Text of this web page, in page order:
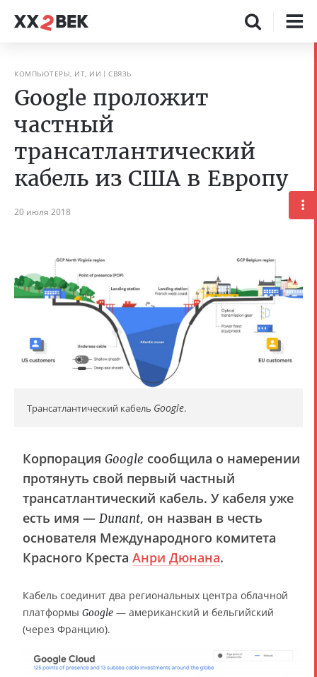
КОМПЬЮТЕРЫ, ИТ, ИИ СВЯЗЬ
Google проложит
частный
трансатлантический
кабель из США в Европу
20 июля 2018
Трансатлантический кабель Google.
Корпорация Google сообщила о намерении
протянуть свой первый частный
трансатлантический кабель. У кабеля уже
есть имя — Dunant, он назван в честь
основателя Международного комитета
Красного Креста Анри Дюнана.
Кабель соединит два региональных центра облачной
платформы Google — американский и бельгийский
(через Францию).